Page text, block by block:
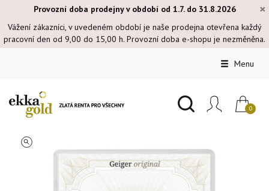
×
Provozní doba prodejny v období od 1.7. do 31.8.2026
Vážení zákazníci, v uvedeném období je naše prodejna otevřena každý
pracovní den od 9,00 do 15,00 h. Provozní doba e-shopu je nezměněna.
Menu